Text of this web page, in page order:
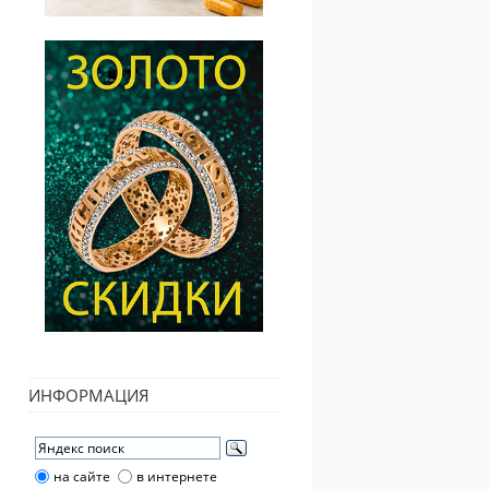
ИНФОРМАЦИЯ
на сайте в интернете